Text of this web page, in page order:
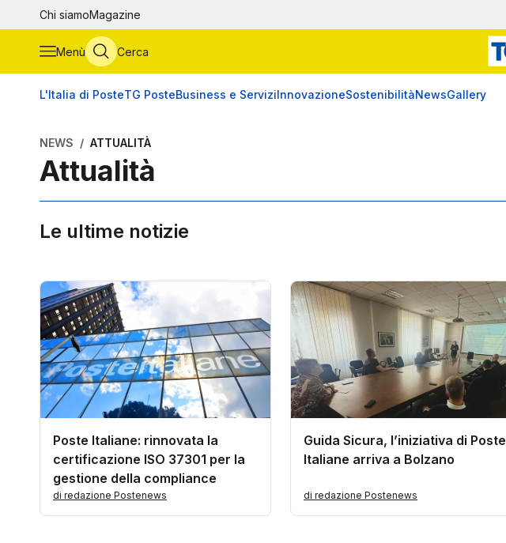
Vai al contenuto principale
Chi siamoMagazine
Menù Cerca
L'Italia di PosteTG PosteBusiness e ServiziInnovazioneSostenibilitàNewsGallery
NEWS ATTUALITÀ
Attualità
Le ultime notizie
Poste Italiane: rinnovata la
certificazione ISO 37301 per la
gestione della compliance
di redazione Postenews
Guida Sicura, l’iniziativa di Poste
Italiane arriva a Bolzano
di redazione Postenews